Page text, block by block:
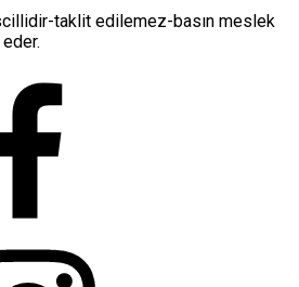
taklit edilemez-basın meslek